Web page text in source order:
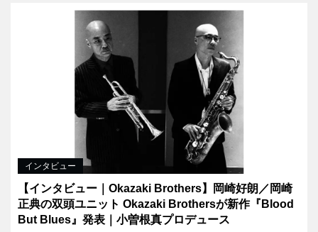
インタビュー
【インタビュー｜Okazaki Brothers】岡崎好朗／岡崎
正典の双頭ユニット Okazaki Brothersが新作『Blood
But Blues』発表｜小曽根真プロデュース